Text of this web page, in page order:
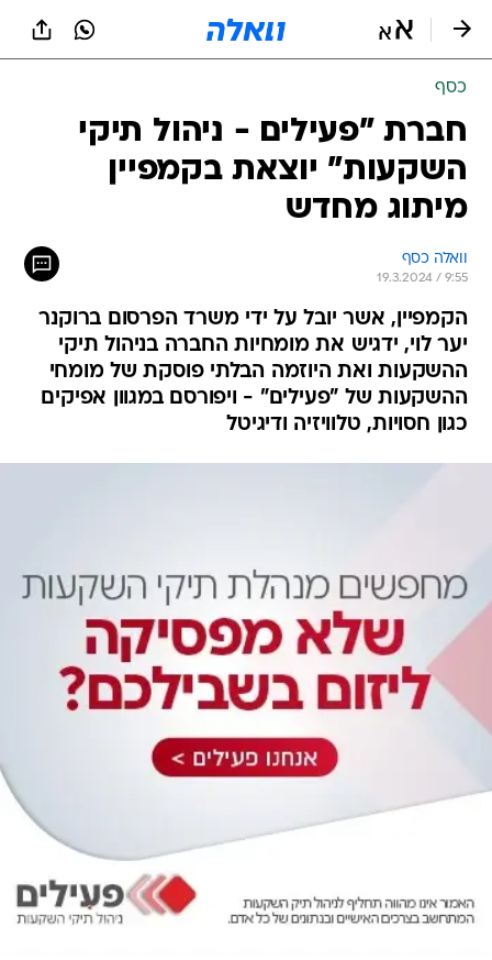
כסף
חברת "פעילים - ניהול תיקי
השקעות" יוצאת בקמפיין
מיתוג מחדש
וואלה כסף
19.3.2024 / 9:55
הקמפיין, אשר יובל על ידי משרד הפרסום ברוקנר
יער לוי, ידגיש את מומחיות החברה בניהול תיקי
ההשקעות ואת היוזמה הבלתי פוסקת של מומחי
ההשקעות של "פעילים" - ויפורסם במגוון אפיקים
כגון חסויות, טלוויזיה ודיגיטל